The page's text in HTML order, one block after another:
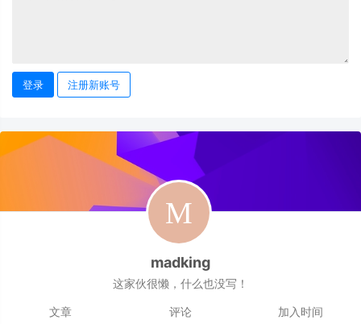
登录 注册新账号
madking
这家伙很懒，什么也没写！
文章 评论 加入时间